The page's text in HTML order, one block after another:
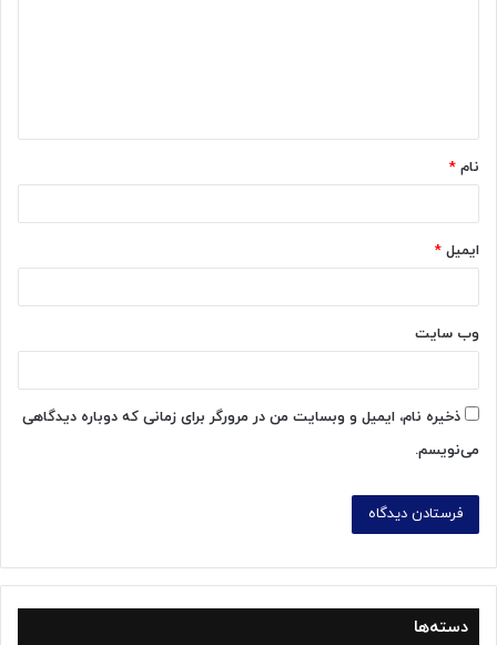
*
نام *
ایمیل *
وب‌ سایت
ذخیره نام، ایمیل و وبسایت من در مرورگر برای زمانی که دوباره دیدگاهی
می‌نویسم.
دسته‌ها